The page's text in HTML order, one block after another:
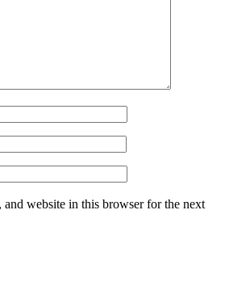
and website in this browser for the next